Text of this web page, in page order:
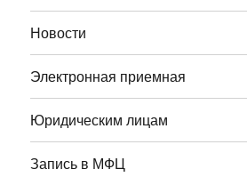
Новости
Электронная приемная
Юридическим лицам
Запись в МФЦ